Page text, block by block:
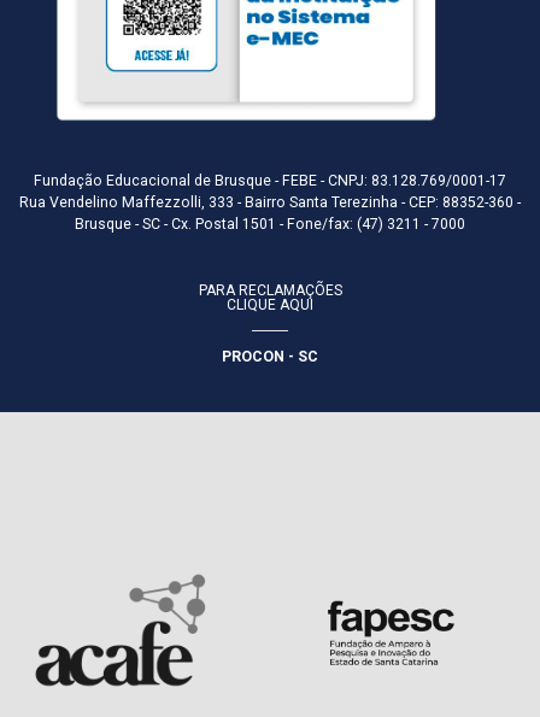
Fundação Educacional de Brusque - FEBE - CNPJ: 83.128.769/0001-17
Rua Vendelino Maffezzolli, 333 - Bairro Santa Terezinha - CEP: 88352-360 -
Brusque - SC - Cx. Postal 1501 - Fone/fax: (47) 3211 - 7000
PARA RECLAMAÇÕES
CLIQUE AQUI
PROCON - SC